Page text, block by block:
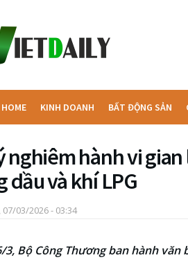
HOME KINH DOANH BẤT ĐỘNG SẢN
nghiêm hành vi
dầu và khí LPG
03/2026 - 03:34
3, Bộ Công Thương ban hành văn